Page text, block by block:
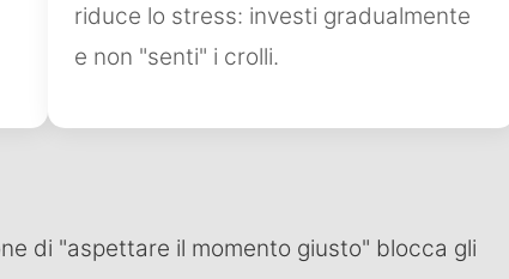
riduce lo stress: investi gradualmente
e non "senti" i crolli.
di "aspettare il momento giusto" blocca gli